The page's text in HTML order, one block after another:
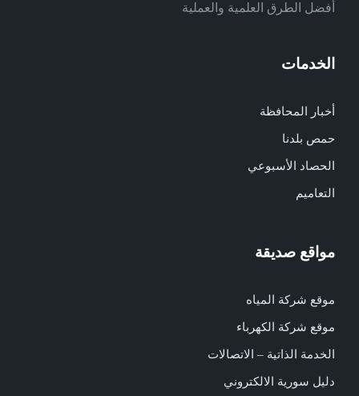
أفضل الطرق العلمية والعملية
الخدمات
أخبار المحافظة
حمص بلدنا
الحصاد الأسبوعي
التعاميم
مواقع صديقة
موقع شركة المياه
موقع شركة الكهرباء
الخدمة الذاتية – الاتصالات
دليل سورية الالكتروني